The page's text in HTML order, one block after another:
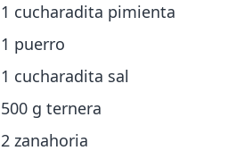
1 cucharadita pimienta
1 puerro
1 cucharadita sal
500 g ternera
2 zanahoria